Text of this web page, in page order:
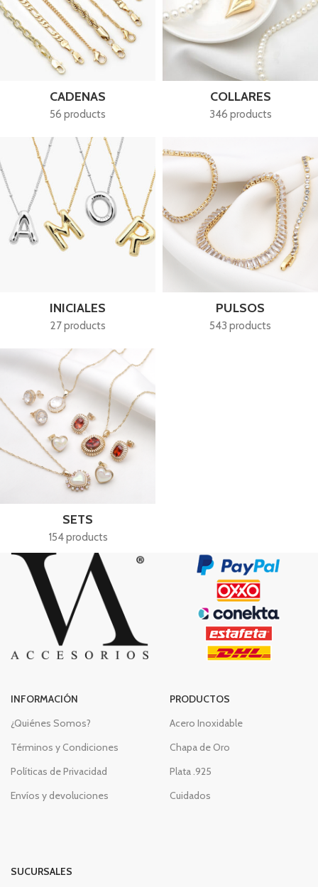
CADENAS
56 products
COLLARES
346 products
INICIALES
27 products
PULSOS
543 products
SETS
154 products
INFORMACIÓN
¿Quiénes Somos?
Términos y Condiciones
Políticas de Privacidad
Envíos y devoluciones
PRODUCTOS
Acero Inoxidable
Chapa de Oro
Plata .925
Cuidados
SUCURSALES